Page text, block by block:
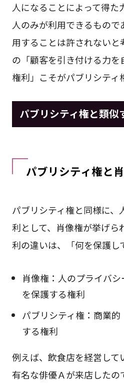
人になることによって得た
人のみが利用できるもの
用することは許されないと
の「顧客を引き付ける力を
権利」こそがパブリシティ
パブリシティ権と類似
パブリシティ権と
パブリシティ権と同様に、
利として、肖像権が挙げら
利の違いは、「何を保護し
肖像権：人のプライバ
を保護する権利
パブリシティ権：商業
する権利
例えば、飲食店を経営して
有名な俳優Ａが来店したの